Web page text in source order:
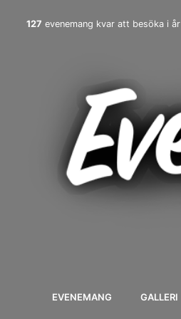
127 evenemang kvar att besöka i år
EVENEMANG GALLERI